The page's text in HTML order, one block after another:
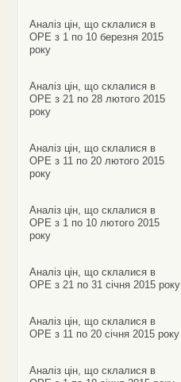
Аналіз цін, що склалися в
ОРЕ з 1 по 10 березня 2015
року
Аналіз цін, що склалися в
ОРЕ з 21 по 28 лютого 2015
року
Аналіз цін, що склалися в
ОРЕ з 11 по 20 лютого 2015
року
Аналіз цін, що склалися в
ОРЕ з 1 по 10 лютого 2015
року
Аналіз цін, що склалися в
ОРЕ з 21 по 31 січня 2015 року
Аналіз цін, що склалися в
ОРЕ з 11 по 20 січня 2015 року
Аналіз цін, що склалися в